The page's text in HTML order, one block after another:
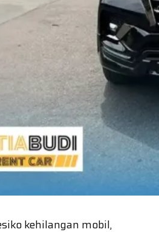
kehilangan mobil,